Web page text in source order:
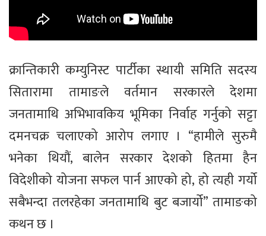
क्रान्तिकारी कम्युनिस्ट पार्टीका स्थायी समिति सदस्य
सितारामा तामाङले वर्तमान सरकारले देशमा
जनतामाथि अभिभावकिय भूमिका निर्वाह गर्नुको सट्टा
दमनचक्र चलाएको आरोप लगाए । “हामीले सुरुमै
भनेका थियौं, बालेन सरकार देशको हितमा हैन
विदेशीको योजना सफल पार्न आएको हो, हो त्यही गर्यो
सबैभन्दा तलरहेका जनतामाथि बुट बजार्यो” तामाङको
कथन छ ।